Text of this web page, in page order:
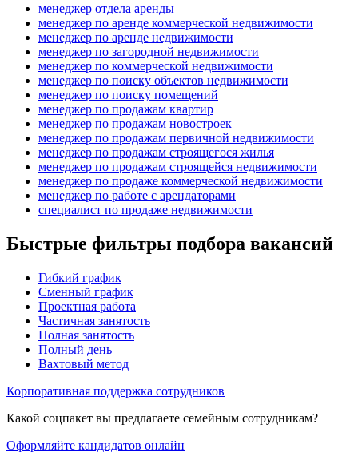
менеджер отдела аренды
менеджер по аренде коммерческой недвижимости
менеджер по аренде недвижимости
менеджер по загородной недвижимости
менеджер по коммерческой недвижимости
менеджер по поиску объектов недвижимости
менеджер по поиску помещений
менеджер по продажам квартир
менеджер по продажам новостроек
менеджер по продажам первичной недвижимости
менеджер по продажам строящегося жилья
менеджер по продажам строящейся недвижимости
менеджер по продаже коммерческой недвижимости
менеджер по работе с арендаторами
специалист по продаже недвижимости
Быстрые фильтры подбора вакансий
Гибкий график
Сменный график
Проектная работа
Частичная занятость
Полная занятость
Полный день
Вахтовый метод
Корпоративная поддержка сотрудников
Какой соцпакет вы предлагаете семейным сотрудникам?
Оформляйте кандидатов онлайн